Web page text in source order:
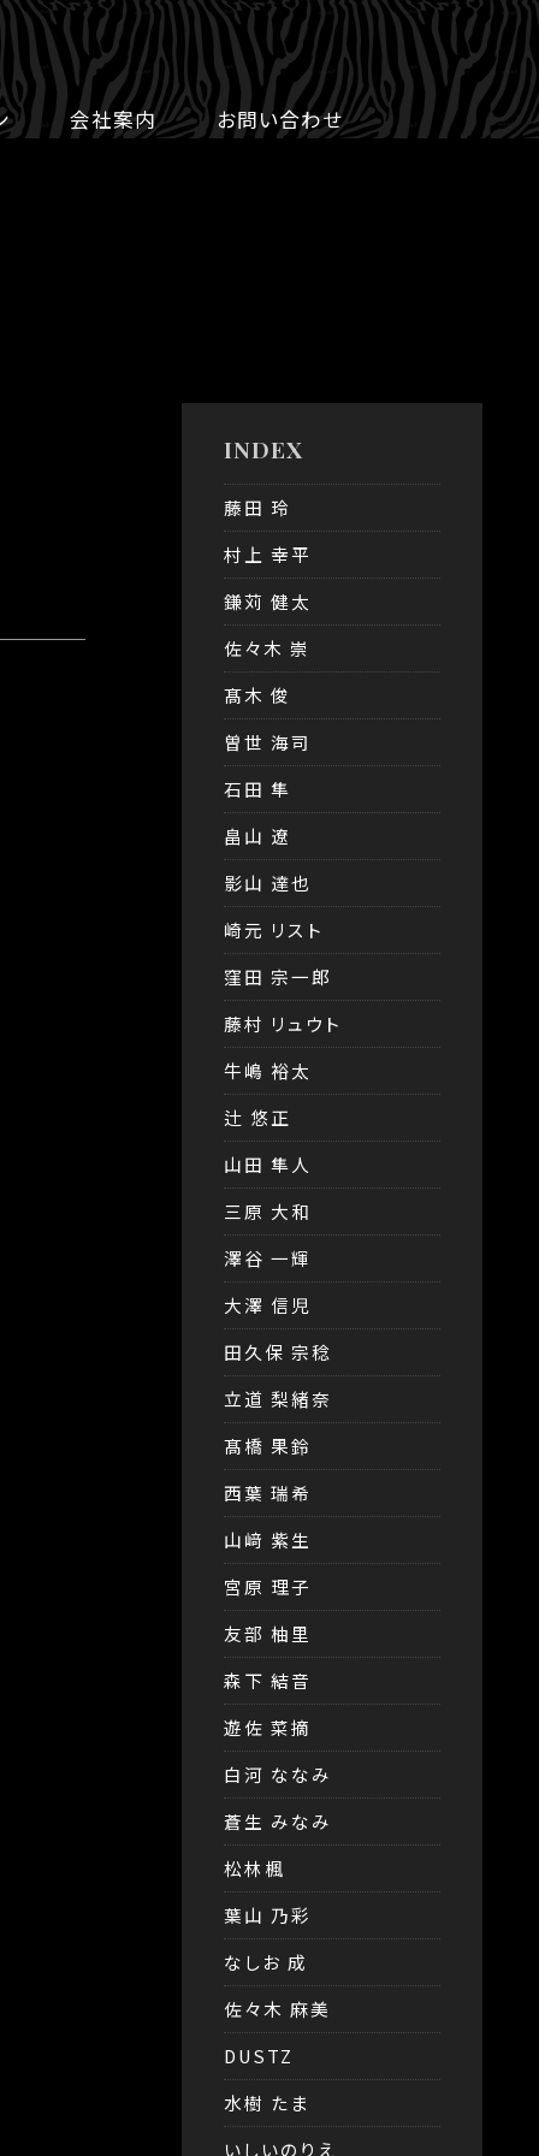
会社案内 お問い合わせ
INDEX
藤田 玲
村上 幸平
鎌苅 健太
佐々木 崇
髙木 俊
曽世 海司
石田 隼
畠山 遼
影山 達也
崎元 リスト
窪田 宗一郎
藤村 リュウト
牛嶋 裕太
辻 悠正
山田 隼人
三原 大和
澤谷 一輝
大澤 信児
田久保 宗稔
立道 梨緒奈
髙橋 果鈴
西葉 瑞希
山﨑 紫生
宮原 理子
友部 柚里
森下 結音
遊佐 菜摘
白河 ななみ
蒼生 みなみ
松林楓
葉山 乃彩
なしお 成
佐々木 麻美
DUSTZ
水樹 たま
いしいのりえ